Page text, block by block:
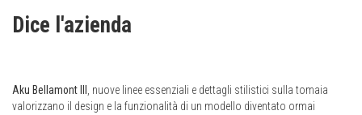
Dice l'azienda
Aku Bellamont III , nuove linee essenziali e dettagli stilistici sulla tomaia
valorizzano il design e la funzionalità di un modello diventato ormai